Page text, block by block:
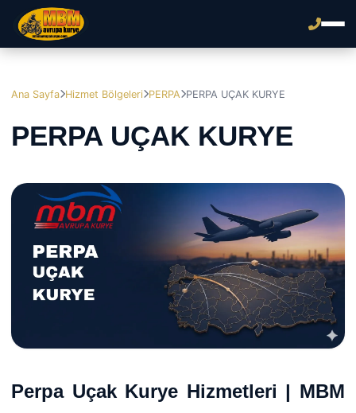
Ana Sayfa Hizmet Bölgeleri PERPA PERPA UÇAK KURYE
PERPA UÇAK KURYE
Perpa Uçak Kurye Hizmetleri | MBM